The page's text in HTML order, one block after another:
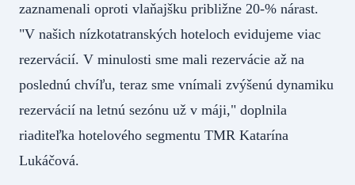
zaznamenali oproti vlaňajšku približne 20-% nárast.
"V našich nízkotatranských hoteloch evidujeme viac
rezervácií. V minulosti sme mali rezervácie až na
poslednú chvíľu, teraz sme vnímali zvýšenú dynamiku
rezervácií na letnú sezónu už v máji," doplnila
riaditeľka hotelového segmentu TMR Katarína
Lukáčová.